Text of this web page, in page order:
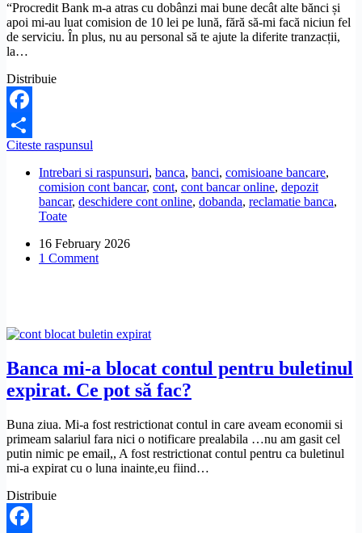
“Procredit Bank m-a atras cu dobânzi mai bune decât alte bănci și
apoi mi-au luat comision de 10 lei pe lună, fără să-mi facă niciun fel
de serviciu. În plus, nu au personal să te ajute la diferite tranzacții,
la…
Distribuie
Facebook
Share
Citeste raspunsul
un
depozit
la
normal
să-
Intrebari si raspunsuri, banca, banci, comisioane bancare,
comision cont bancar, cont, cont bancar online, depozit
bancar, deschidere cont online, dobanda, reclamatie banca,
Toate
16 February 2026
1 Comment
Banca mi-a blocat contul pentru buletinul
expirat. Ce pot să fac?
Buna ziua. Mi-a fost restrictionat contul in care aveam economii si
primeam salariul fara nici o notificare prealabila …nu am gasit cel
putin nimic pe email,, A fost restrictionat contul pentru ca buletinul
mi-a expirat cu o luna inainte,eu fiind…
Distribuie